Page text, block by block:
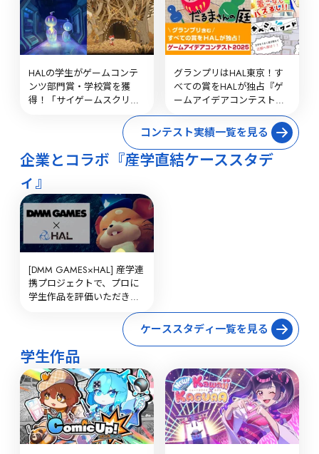
HALの学生がゲームコンテ
ンツ部門賞・学校賞を獲
得！「サイゲームスクリエ
イティブコンテスト2025」
グランプリはHAL東京！す
べての賞をHALが独占『ゲ
ームアイデアコンテスト
2025』
コンテスト実績一覧を見る
企業とコラボ『産学直結ケーススタデ
ィ』
[DMM GAMES×HAL] 産学連
携プロジェクトで、プロに
学生作品を評価いただきま
ケーススタディ一覧を見る
学生作品